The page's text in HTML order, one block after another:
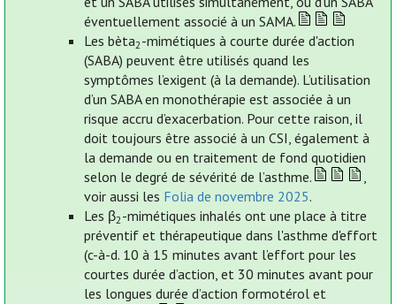
éventuellement associé à un SAMA.
Les bèta2-mimétiques à courte durée d'action
(SABA) peuvent être utilisés quand les
symptômes l’exigent (à la demande). L’utilisation
d’un SABA en monothérapie est associée à un
risque accru d’exacerbation. Pour cette raison, il
doit toujours être associé à un CSI, également à
la demande ou en traitement de fond quotidien
selon le degré de sévérité de l’asthme.
,
voir aussi les Folia de novembre 2025.
Les β2-mimétiques inhalés ont une place à titre
préventif et thérapeutique dans l'asthme d'effort
(c-à-d. 10 à 15 minutes avant l’effort pour les
courtes durée d’action, et 30 minutes avant pour
les longues durée d’action formotérol et